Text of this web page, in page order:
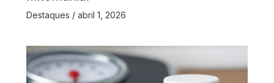
Destaques / abril 1, 2026